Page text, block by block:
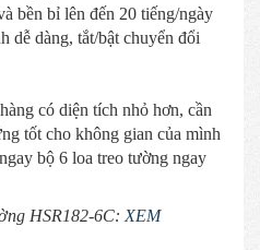
bền bỉ lên đến 20 tiếng/ngày
dễ dàng, tắt/bật chuyển đổi
có diện tích nhỏ hơn, cần
tốt cho không gian của mình
bộ 6 loa treo tường ngay
HSR182-6C: XEM